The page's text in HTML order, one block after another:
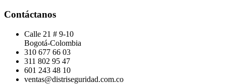
Contáctanos
Calle 21 # 9-10
Bogotá-Colombia
310 677 66 03
311 802 95 47
601 243 48 10
ventas@distriseguridad.com.co